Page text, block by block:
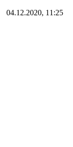
04.12.2020, 11:25